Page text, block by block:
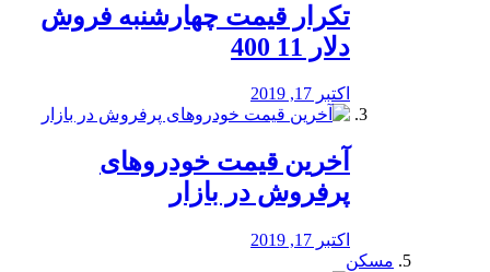
تکرار قیمت چهارشنبه فروش
دلار 11 400
اکتبر 17, 2019
آخرین قیمت خودرو‌های
پرفروش در بازار
اکتبر 17, 2019
مسکن